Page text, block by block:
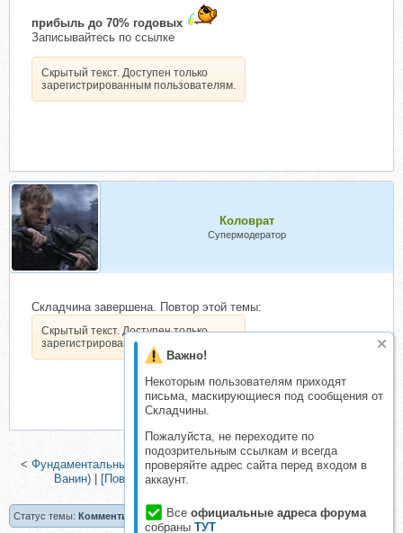
Важно!
Некоторым пользователям приходят
письма, маскирующиеся под сообщения от
Складчины.
Пожалуйста, не переходите по
подозрительным ссылкам и всегда
проверяйте адрес сайта перед входом в
аккаунт.
Все официальные адреса форума
собраны ТУТ
прибыль до 70% годовых
Записывайтесь по ссылке
Скрытый текст. Доступен только
зарегистрированным пользователям.
Коловрат
Супермодератор
Складчина завершена. Повтор этой темы:
Скрытый текст. Доступен только
зарегистрированным пользователям.
< Фундаментальный анализ рынка акций для инвесторов (Андрей
Ванин) | [Повтор] Торговая система Iceberg (Mark X)
Статус темы: Комментирование темы ограничено.